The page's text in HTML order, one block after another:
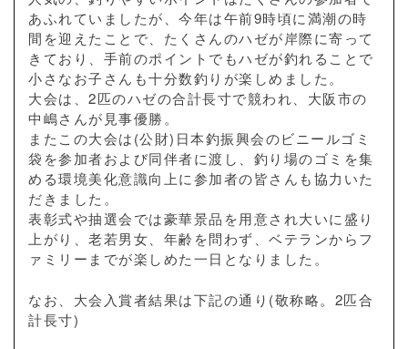
あふれていましたが、今年は午前9時頃に満潮の時
間を迎えたことで、たくさんのハゼが岸際に寄って
きており、手前のポイントでもハゼが釣れることで
小さなお子さんも十分数釣りが楽しめました。
大会は、2匹のハゼの合計長寸で競われ、大阪市の
中嶋さんが見事優勝。
またこの大会は(公財)日本釣振興会のビニールゴミ
袋を参加者および同伴者に渡し、釣り場のゴミを集
める環境美化意識向上に参加者の皆さんも協力いた
だきました。
表彰式や抽選会では豪華景品を用意され大いに盛り
上がり、老若男女、年齢を問わず、ベテランからフ
ァミリーまでが楽しめた一日となりました。
なお、大会入賞者結果は下記の通り(敬称略。2匹合
計長寸)